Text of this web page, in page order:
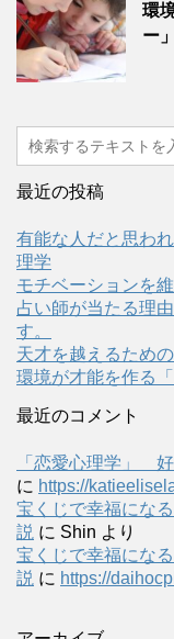
環
ー
最近の投稿
有能な人だと思わ
理学
モチベーションを
占い師が当たる理
す。
天才を越えるため
環境が才能を作る
最近のコメント
「恋愛心理学」
に https://
宝くじで幸福にな
説 に Shin より
宝くじで幸福にな
説 に https://